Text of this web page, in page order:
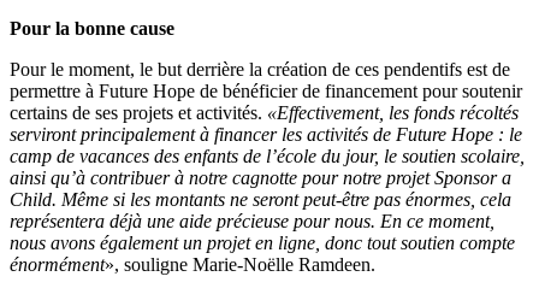
Pour la bonne cause
Pour le moment, le but derrière la création de ces pendentifs est de
permettre à Future Hope de bénéficier de financement pour soutenir
certains de ses projets et activités. «Effectivement, les fonds récoltés
serviront principalement à financer les activités de Future Hope : le
camp de vacances des enfants de l’école du jour, le soutien scolaire,
ainsi qu’à contribuer à notre cagnotte pour notre projet Sponsor a
Child. Même si les montants ne seront peut-être pas énormes, cela
représentera déjà une aide précieuse pour nous. En ce moment,
nous avons également un projet en ligne, donc tout soutien compte
énormément», souligne Marie-Noëlle Ramdeen.